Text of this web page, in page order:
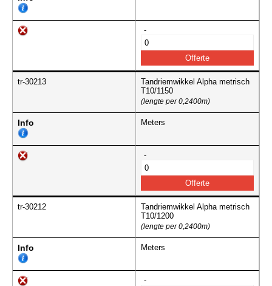
-
tr-30213
Tandriemwikkel Alpha metrisch
T10/1150
(lengte per 0,2400m)
Info Meters
-
tr-30212
Tandriemwikkel Alpha metrisch
T10/1200
(lengte per 0,2400m)
Info Meters
-